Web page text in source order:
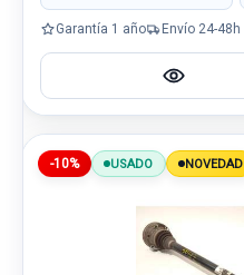
Garantía 1 año Envío 24-48h
-10% USADO NOVEDAD